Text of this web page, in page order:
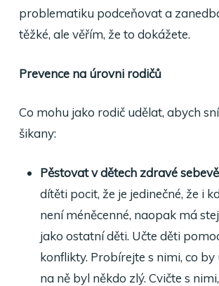
problematiku podceňovat a
těžké, ale věřím, že to dokážete.
Prevence na úrovni rodičů
Co mohu jako rodič udělat, abych
šikany:
Pěstovat v dětech zdravé
dítěti pocit, že je jedinečné, že i
není méněcenné, naopak má
jako ostatní děti. Učte děti
konflikty. Probírejte s nimi, co by
na ně byl někdo zlý. Cvičte s